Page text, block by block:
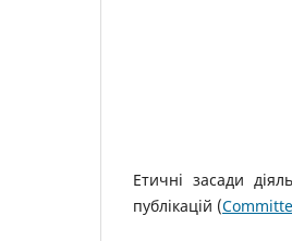
Етичні засади
публікацій (